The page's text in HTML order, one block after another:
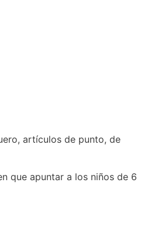
artículos de punto, de
que apuntar a los niños de 6